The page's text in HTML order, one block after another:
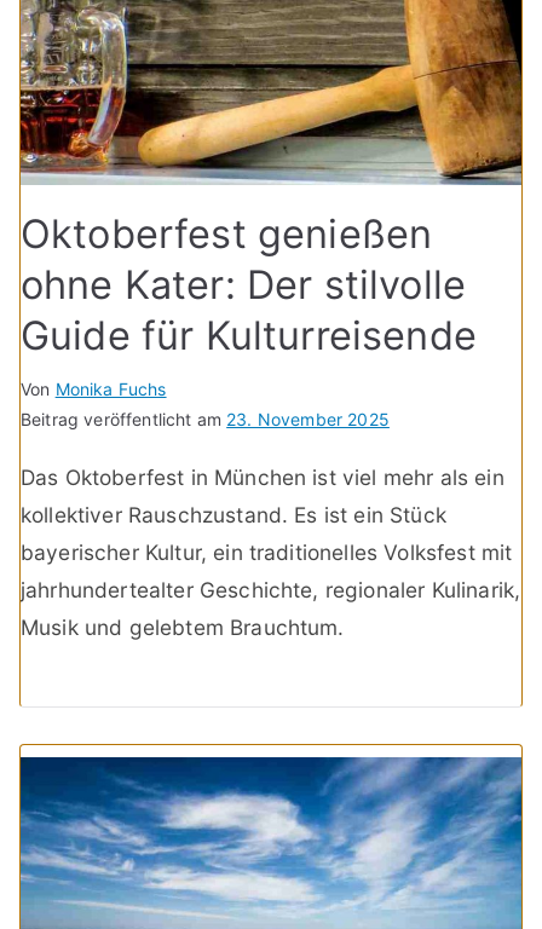
Oktoberfest genießen
ohne Kater: Der stilvolle
Guide für Kulturreisende
Von Monika Fuchs
Beitrag veröffentlicht am 23. November 2025
Das Oktoberfest in München ist viel mehr als ein
kollektiver Rauschzustand. Es ist ein Stück
bayerischer Kultur, ein traditionelles Volksfest mit
jahrhundertealter Geschichte, regionaler Kulinarik,
Musik und gelebtem Brauchtum.